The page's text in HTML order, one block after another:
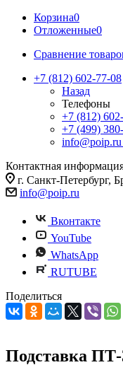
Корзина0
Отложенные0
Сравнение
+7 (812) 602-77-08
Назад
Телефоны
+7 (812)
+7 (499)
info@poip.ru
Контактная
г. Санкт-Петербург,
info@poip.ru
Вконтакте
YouTube
WhatsApp
RUTUBE
Поделиться
Подставка